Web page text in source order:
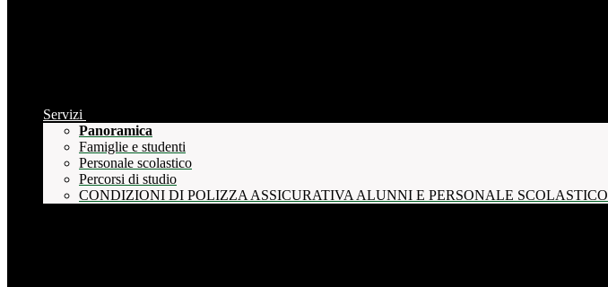
Servizi
Panoramica
Famiglie e studenti
Personale scolastico
Percorsi di studio
CONDIZIONI DI POLIZZA ASSICURATIVA ALUNNI E PERSONALE SCOLASTICO